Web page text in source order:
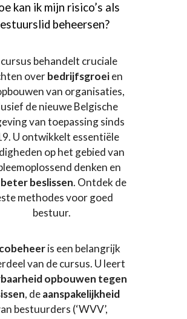
kan ik mijn risico’s als
beheersen?
cursus behandelt cruciale
overbedrijfsgroeien
van organisaties,
de nieuwe Belgische
van toepassing sinds
U ontwikkelt essentiële
op het gebied van
denken en
beter beslissen. Ontdek de
methodes voor goed
bestuur.
is een belangrijk
van de cursus. U leert
opbouwen tegen
, deaanspakelijkheid
bestuurders (‘WVV’,